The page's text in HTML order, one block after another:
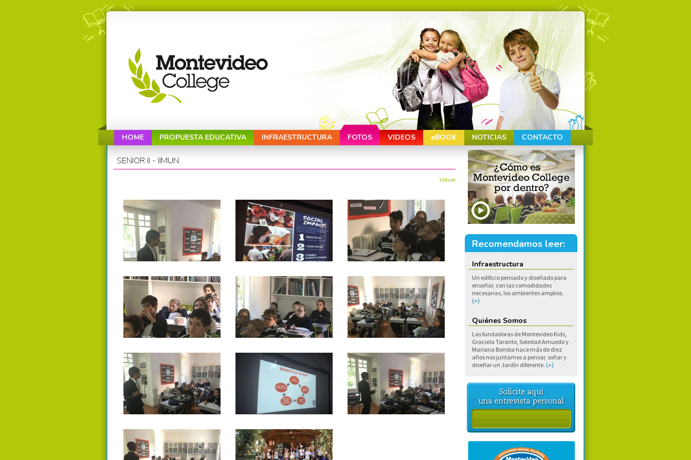
HOME PROPUESTA EDUCATIVA INFRAESTRUCTURA FOTOS VIDEOS eBOOK NOTICIAS CONTACTO
SENIOR II - IIMUN
Volver
Recomendamos leer:
Infraestructura
Un edificio pensado y diseñado para
enseñar, con las comodidades
necesarias, los ambientes amplios.
(+)
Quiénes Somos
Las fundadoras de Montevideo Kids,
Graciela Taranto, Soledad Amuedo y
Mariana Bomba hace más de diez
años nos juntamos a pensar, soñar y
diseñar un Jardín diferente. (+)